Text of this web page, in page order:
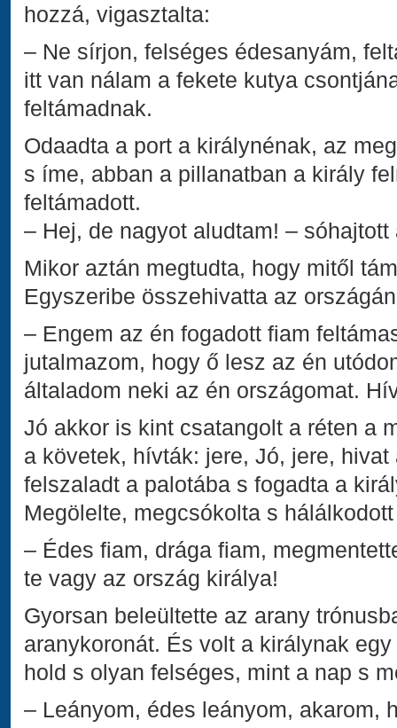
hozzá, vigasztalta:
– Ne sírjon, felséges édesanyám,
itt van nálam a fekete kutya
feltámadnak.
Odaadta a port a királynénak, az
s íme, abban a pillanatban a király
feltámadott.
– Hej, de nagyot aludtam! – sóhajtott
Mikor aztán megtudta, hogy mitől
Egyszeribe összehivatta az
– Engem az én fogadott fiam
jutalmazom, hogy ő lesz az én
általadom neki az én országomat.
Jó akkor is kint csatangolt a réten a
a követek, hívták: jere, Jó, jere,
felszaladt a palotába s fogadta a
Megölelte, megcsókolta s
– Édes fiam, drága fiam,
te vagy az ország királya!
Gyorsan beleültette az arany
aranykoronát. És volt a királynak
hold s olyan felséges, mint a nap s
– Leányom, édes leányom, akarom,